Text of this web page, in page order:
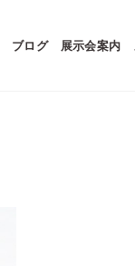
ブログ 展示会案内